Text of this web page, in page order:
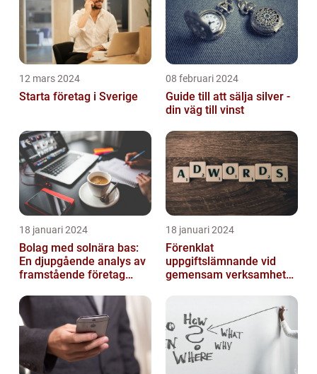
12 mars 2024
Starta företag i Sverige
08 februari 2024
Guide till att sälja silver -
din väg till vinst
18 januari 2024
Bolag med solnära bas:
En djupgående analys av
framstående företag
18 januari 2024
Förenklat
uppgiftslämnande vid
gemensam verksamhet